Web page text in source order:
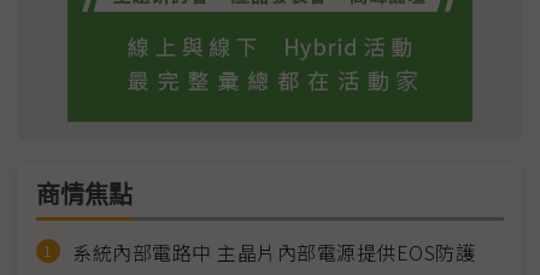
商情焦點
系統內部電路中 主晶片內部電源提供EOS防護